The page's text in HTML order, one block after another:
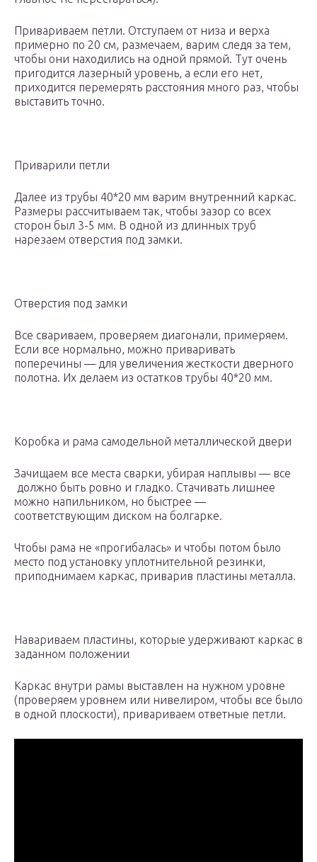
Привариваем петли. Отступаем от низа и верха
примерно по 20 см, размечаем, варим следя за тем,
чтобы они находились на одной прямой. Тут очень
пригодится лазерный уровень, а если его нет,
приходится перемерять расстояния много раз, чтобы
выставить точно.
Приварили петли
Далее из трубы 40*20 мм варим внутренний каркас.
Размеры рассчитываем так, чтобы зазор со всех
сторон был 3-5 мм. В одной из длинных труб
нарезаем отверстия под замки.
Отверстия под замки
Все свариваем, проверяем диагонали, примеряем.
Если все нормально, можно приваривать
поперечины — для увеличения жесткости дверного
полотна. Их делаем из остатков трубы 40*20 мм.
Коробка и рама самодельной металлической двери
Зачищаем все места сварки, убирая наплывы — все
должно быть ровно и гладко. Стачивать лишнее
можно напильником, но быстрее —
соответствующим диском на болгарке.
Чтобы рама не «прогибалась» и чтобы потом было
место под установку уплотнительной резинки,
приподнимаем каркас, приварив пластины металла.
Навариваем пластины, которые удерживают каркас в
заданном положении
Каркас внутри рамы выставлен на нужном уровне
(проверяем уровнем или нивелиром, чтобы все было
в одной плоскости), привариваем ответные петли.